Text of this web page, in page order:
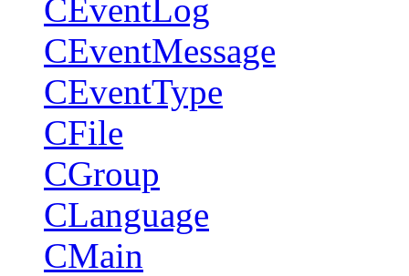
CEventLog
CEventMessage
CEventType
CFile
CGroup
CLanguage
CMain